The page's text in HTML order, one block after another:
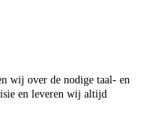
wij over de nodige taal- en
en leveren wij altijd